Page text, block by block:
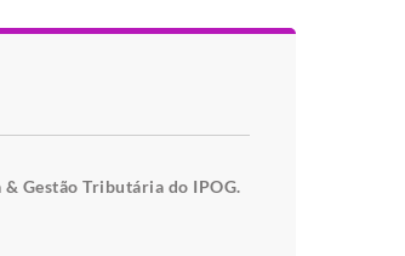
Gestão Tributária do IPOG.